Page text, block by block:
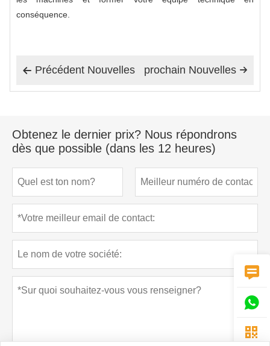
conséquence.
 Précédent Nouvelles 
prochain Nouvelles
Obtenez le dernier prix? Nous répondrons
dès que possible (dans les 12 heures)


